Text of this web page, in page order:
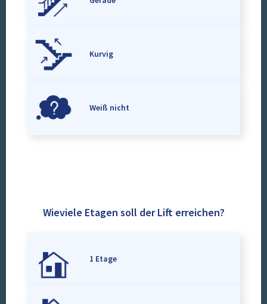
Kurvig
Weiß nicht
Wieviele Etagen soll der Lift erreichen?
1 Etage